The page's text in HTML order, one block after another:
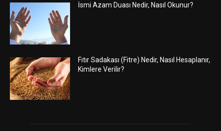
İsmi Azam Duası Nedir, Nasıl Okunur?
Fıtır Sadakası (Fitre) Nedir, Nasıl Hesaplanır,
Kimlere Verilir?